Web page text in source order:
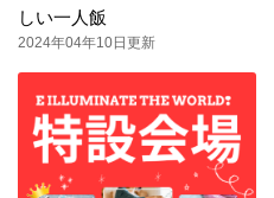
しい一人飯
2024年04年10日更新